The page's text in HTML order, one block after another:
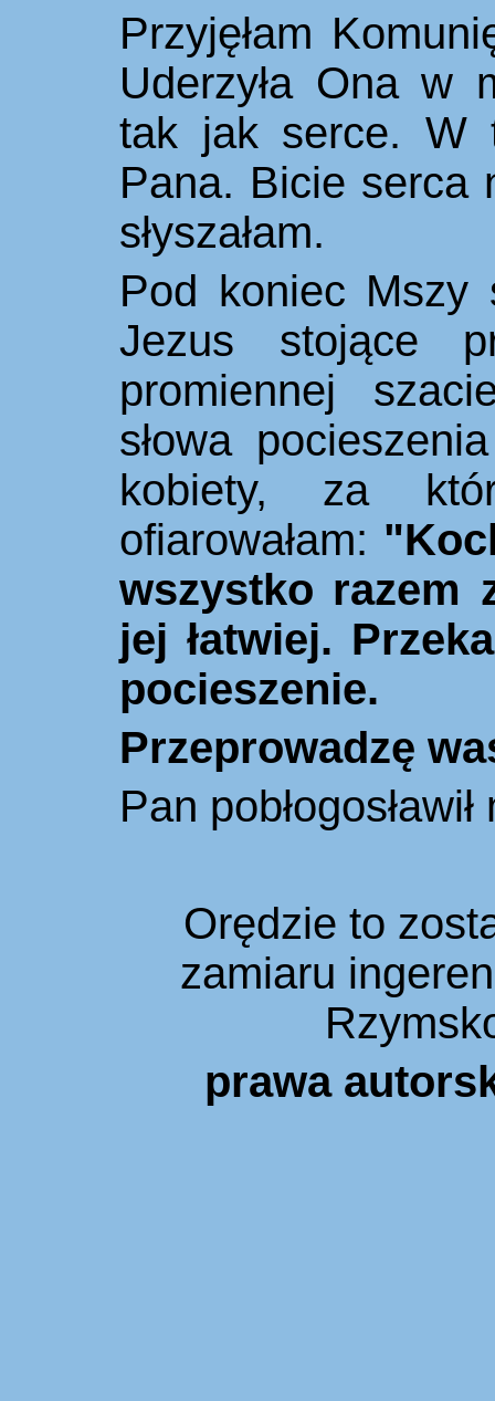
Przyjęłam
Uderzyła Ona w
tak jak serce. W
Pana. Bicie serca
słyszałam.
Pod koniec Mszy
Jezus stojące
promiennej
słowa
kobiety, za
ofiarowałam:
wszystko razem
jej łatwiej.
pocieszenie.
Przeprowadzę
Pan
Orędzie to
zamiaru
prawa